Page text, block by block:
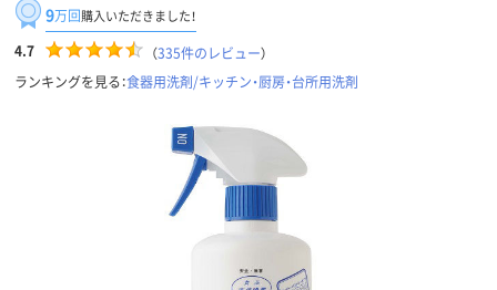
9万回購入いただきました！
4.7 （335件のレビュー）
ランキングを見る：食器用洗剤/キッチン・厨房・台所用洗剤